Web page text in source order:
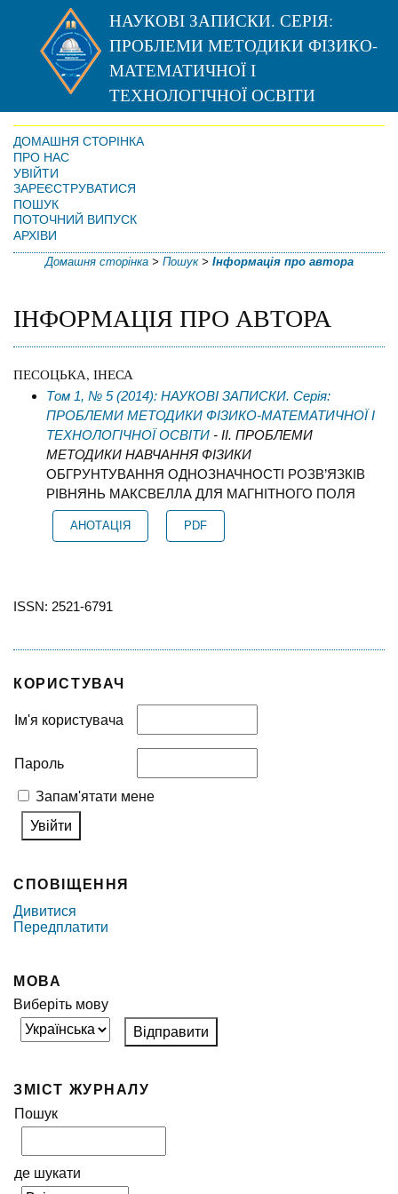
НАУКОВІ ЗАПИСКИ. СЕРІЯ:
ПРОБЛЕМИ МЕТОДИКИ ФІЗИКО-
МАТЕМАТИЧНОЇ І
ТЕХНОЛОГІЧНОЇ ОСВІТИ
КОРИСТУВАЧ
Ім'я користувача
Пароль
Запам'ятати мене
СПОВІЩЕННЯ
Дивитися
Передплатити
МОВА
Виберіть мову
ЗМІСТ ЖУРНАЛУ
Пошук
де шукати
ДОМАШНЯ СТОРІНКА
ПРО НАС
УВІЙТИ
ЗАРЕЄСТРУВАТИСЯ
ПОШУК
ПОТОЧНИЙ ВИПУСК
АРХІВИ
Домашня сторінка> Пошук> Інформація про автора
ІНФОРМАЦІЯ ПРО АВТОРА
ПЕСОЦЬКА, ІНЕСА
Том 1, № 5 (2014): НАУКОВІ ЗАПИСКИ. Серія:
ПРОБЛЕМИ МЕТОДИКИ ФІЗИКО-МАТЕМАТИЧНОЇ І
ТЕХНОЛОГІЧНОЇ ОСВІТИ - ІІ. ПРОБЛЕМИ
МЕТОДИКИ НАВЧАННЯ ФІЗИКИ
ОБГРУНТУВАННЯ ОДНОЗНАЧНОСТІ РОЗВ’ЯЗКІВ
РІВНЯНЬ МАКСВЕЛЛА ДЛЯ МАГНІТНОГО ПОЛЯ
АНОТАЦІЯ PDF
ISSN: 2521-6791